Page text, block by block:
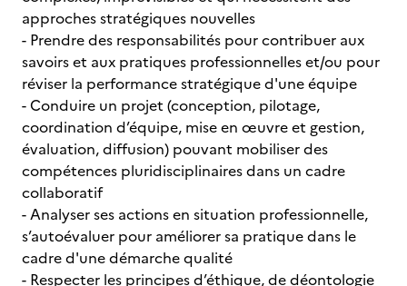
approches stratégiques nouvelles
- Prendre des responsabilités pour contribuer aux
savoirs et aux pratiques professionnelles et/ou pour
réviser la performance stratégique d'une équipe
- Conduire un projet (conception, pilotage,
coordination d’équipe, mise en œuvre et gestion,
évaluation, diffusion) pouvant mobiliser des
compétences pluridisciplinaires dans un cadre
collaboratif
- Analyser ses actions en situation professionnelle,
s’autoévaluer pour améliorer sa pratique dans le
cadre d'une démarche qualité
- Respecter les principes d’éthique, de déontologie